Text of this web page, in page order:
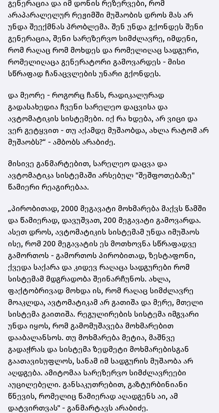
გენერაცია და იმ დონის რეზერვები, რომ
არაპარალელურ რეჟიმში მუშაობის დროს მას არ
უნდა შეექმნას პრობლემა. შენ უნდა გქონდეს შენი
გენერაცია, შენი სარეზერვო სიმძლავრე, იმდენი,
რომ რაღაც რომ მოხდეს და რომელიღაც სადგური,
რომელიღაცა გენერატორი გამოვარდეს - მისი
სწრაფად ჩანაცვლების უნარი გქონდეს.
და მეორე - როგორც ჩანს, რადიკალურად
გადასახედია ჩვენი სარელეო დაცვისა და
ავტომატიკის სისტემები. იქ რა ხდება, არ ვიცი და
ვერ გეტყვით - თუ აქამდე მუშაობდა, ახლა რატომ არ
მუშაობს?“ - ამბობს არაბიძე.
მისივე განმარტებით, სარელეო დაცვა და
ავტომატიკა სისტემაში არსებულ "შეშფოთებაზე"
წამიერი რეაგირებაა.
„პირობითად, 2000 მეგავატი მოხმარება მაქვს წამში
და წამიერად, დავუშვათ, 200 მეგავატი გამოვარდა.
ასეთ დროს, ავტომატიკის სისტემამ უნდა იმუშაოს
ისე, რომ 200 მეგავატის ეს მოთხოვნა სწრაფადვე
გამორთოს - გამორთოს პირობითად, ზესტაფონი,
ქვედა საქარა და კიდევ რაღაცა სადგურები რომ
სისტემამ მდგრადობა შეინარჩუნოს. ახლა,
ფაქტობრივად მოხდა ის, რომ რაღაც სიმძლავრე
მოაკლდა, ავტომატიკამ არ გათიშა და მერე, მთელი
სისტემა გაითიშა. რეგულირების სისტემა იმგვარი
უნდა იყოს, რომ გამომუშავება მოხმარებით
დააბალანსოს. თუ მოხმარება მეტია, მაშნვე
გადაჭრას და სისტემა ზედმეტი მოხმარებისგან
გაათავისუფლოს, სანამ იმ სადგურის მუშაობა არ
აღდგება. ამიტომაა სარეზერვო სიმძლავრეები
აუცილებელი. განსაკუთრებით, გაზტურბინიანი
წნევის, რომელიც წამიერად აღადგენს აი, ამ
დატვირთვას" - განმარტავს არაბიძე.